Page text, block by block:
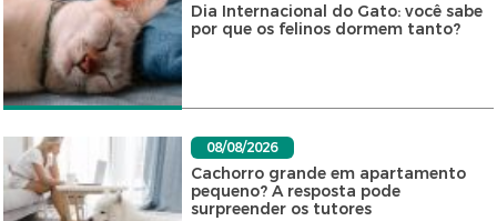
Dia Internacional do Gato: você sabe
por que os felinos dormem tanto?
08/08/2026
Cachorro grande em apartamento
pequeno? A resposta pode
surpreender os tutores